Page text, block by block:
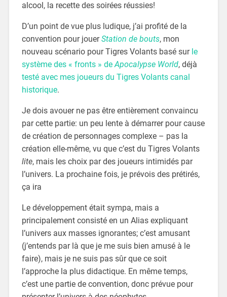
alcool, la recette des soirées réussies!
D’un point de vue plus ludique, j’ai profité de la
convention pour jouerStation de bouts, mon
nouveau scénario pour Tigres Volants basé sur le
système des « fronts » deApocalypse World, déjà
testé avec mes joueurs du Tigres Volants canal
historique.
Je dois avouer ne pas être entièrement convaincu
par cette partie: un peu lente à démarrer pour cause
de création de personnages complexe – pas la
création elle-même, vu que c’est du Tigres Volants
lite, mais les choix par des joueurs intimidés par
l’univers. La prochaine fois, je prévois des prétirés,
ça ira
Le développement était sympa, mais a
principalement consisté en un Alias expliquant
l’univers aux masses ignorantes; c’est amusant
(j’entends par là que je me suis bien amusé à le
faire), mais je ne suis pas sûr que ce soit
l’approche la plus didactique. En même temps,
c’est une partie de convention, donc prévue pour